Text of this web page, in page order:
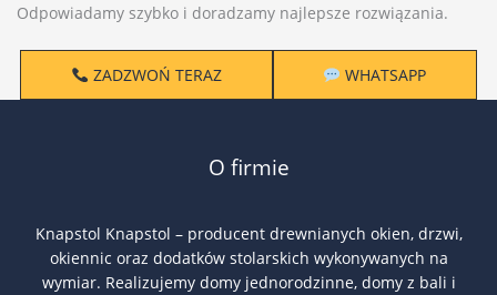
Odpowiadamy szybko i doradzamy najlepsze rozwiązania.
ZADZWOŃ TERAZ WHATSAPP
O firmie
Knapstol Knapstol – producent drewnianych okien, drzwi,
okiennic oraz dodatków stolarskich wykonywanych na
wymiar. Realizujemy domy jednorodzinne, domy z bali i